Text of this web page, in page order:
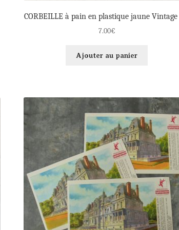
CORBEILLE à pain en plastique jaune Vintage
7.00€
Ajouter au panier